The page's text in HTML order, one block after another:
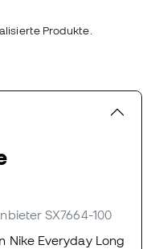
Produkte.
SX7664-100
Nike Everyday Long